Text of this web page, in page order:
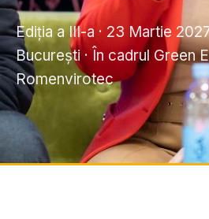
Ediția a III-a · 23 Martie
București · În cadrul Green
Romenvirotec